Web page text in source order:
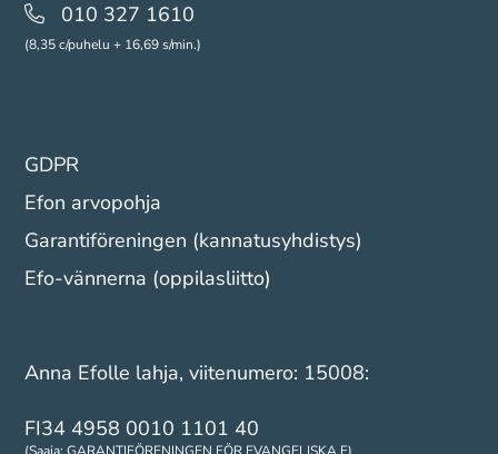
010 327 1610
(8,35 c/puhelu + 16,69 s/min.)
GDPR
Efon arvopohja
Garantiföreningen (kannatusyhdistys)
Efo-vännerna (oppilasliitto)
Anna Efolle lahja, viitenumero: 15008:
FI34 4958 0010 1101 40